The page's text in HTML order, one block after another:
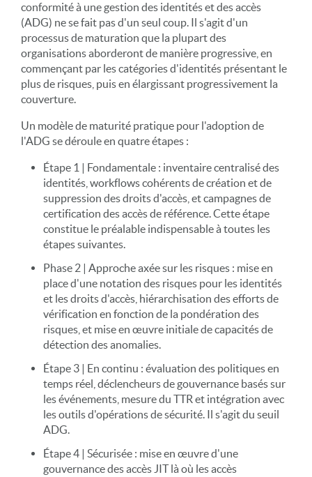
conformité à une gestion des identités et des accès
(ADG) ne se fait pas d'un seul coup. Il s'agit d'un
processus de maturation que la plupart des
organisations aborderont de manière progressive, en
commençant par les catégories d'identités présentant le
plus de risques, puis en élargissant progressivement la
couverture.
Un modèle de maturité pratique pour l'adoption de
l'ADG se déroule en quatre étapes :
Étape 1 | Fondamentale : inventaire centralisé des
identités, workflows cohérents de création et de
suppression des droits d'accès, et campagnes de
certification des accès de référence. Cette étape
constitue le préalable indispensable à toutes les
étapes suivantes.
Phase 2 | Approche axée sur les risques : mise en
place d'une notation des risques pour les identités
et les droits d'accès, hiérarchisation des efforts de
vérification en fonction de la pondération des
risques, et mise en œuvre initiale de capacités de
détection des anomalies.
Étape 3 | En continu : évaluation des politiques en
temps réel, déclencheurs de gouvernance basés sur
les événements, mesure du TTR et intégration avec
les outils d'opérations de sécurité. Il s'agit du seuil
ADG.
Étape 4 | Sécurisée : mise en œuvre d'une
gouvernance des accès JIT là où les accès